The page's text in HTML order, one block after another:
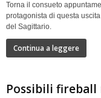
Torna il consueto
protagonista di questa
del Sagittario.
Continua a leggere
Possibili fireball